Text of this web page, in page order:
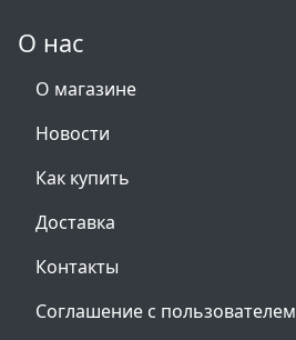
О нас
О магазине
Новости
Как купить
Доставка
Контакты
Соглашение с пользователем